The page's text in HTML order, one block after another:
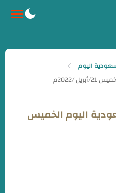
اليوم
اليوم الخميس